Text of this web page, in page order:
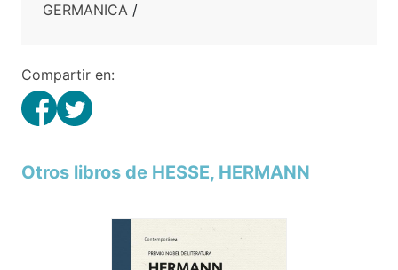
GERMANICA /
Compartir en:
Otros libros de HESSE, HERMANN